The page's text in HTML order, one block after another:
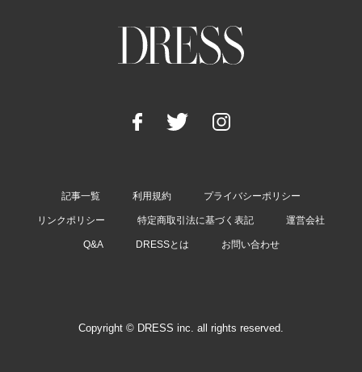
記事一覧 利用規約 プライバシーポリシー
リンクポリシー 特定商取引法に基づく表記 運営会社
Q&A DRESSとは お問い合わせ
Copyright © DRESS inc. all rights reserved.